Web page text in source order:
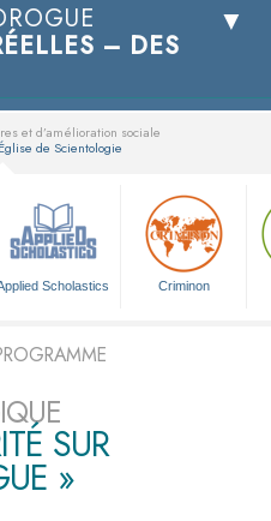
– DES
et d’amélioration sociale
de Scientologie
Scholastics Criminon
SUR
»